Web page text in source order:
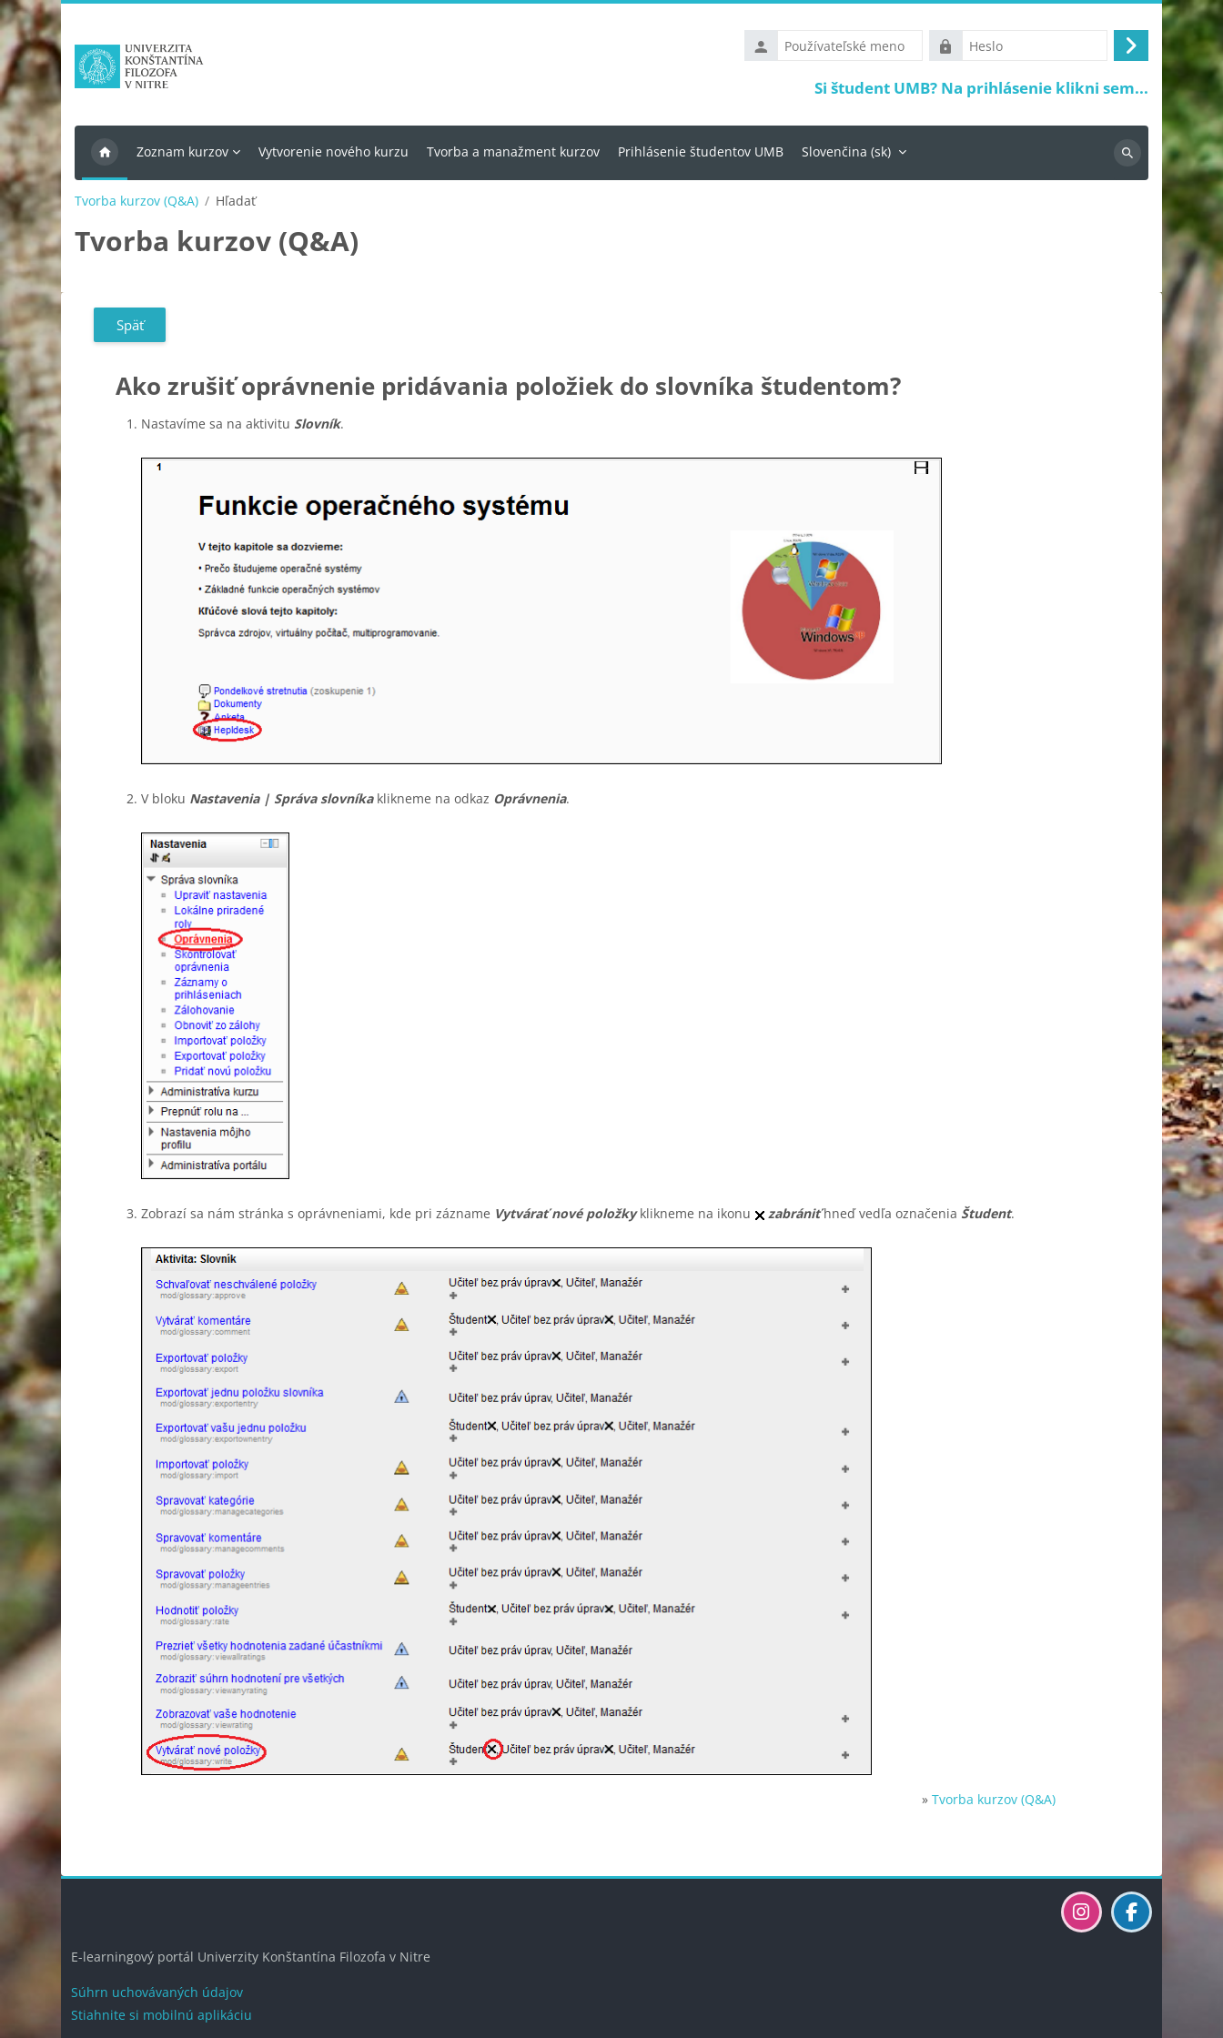
Preskočiť na hlavný obsah
Používateľské
meno
Heslo
Prihlásiť
Si študent UMB? Na prihlásenie klikni sem...
Zoznam kurzov Vytvorenie nového kurzu Tvorba a manažment kurzov Prihlásenie študentov UMB Slovenčina ‎(sk)‎
Vyhľadávanie
Tvorba kurzov (Q&A) Hľadať
Tvorba kurzov (Q&A)
Späť
Ako zrušiť oprávnenie pridávania položiek do slovníka študentom?
Nastavíme sa na aktivitu Slovník.
V bloku Nastavenia | Správa slovníkaklikneme na odkaz Oprávnenia.
Zobrazí sa nám stránka s oprávneniami, kde pri zázname Vytvárať nové položkyklikneme na ikonu zabrániťhneď vedľa označenia Študent.
» Tvorba kurzov (Q&A)
E-learningový portál Univerzity Konštantína Filozofa v Nitre
Súhrn uchovávaných údajov
Stiahnite si mobilnú aplikáciu